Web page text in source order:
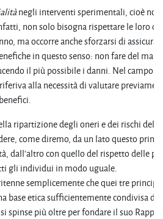
negli interventi sperimentali, cioè
non solo bisogna rispettare le loro
ma occorre anche sforzarsi di
in questo senso: non fare del
il più possibile i danni. Nel campo
alla necessità di valutare
ripartizione degli oneri e dei rischi della
come diremo, da un lato questo
dall'altro con quello del rispetto delle
gli individui in modo uguale.
semplicemente che quei tre principi
base etica sufficientemente condivisa
spinse più oltre per fondare il suo